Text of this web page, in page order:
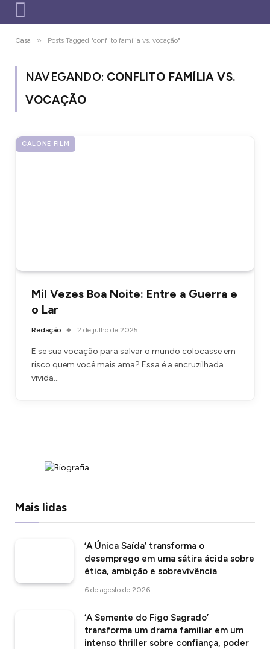
Casa » Posts Tagged "conflito família vs. vocação"
NAVEGANDO: CONFLITO FAMÍLIA VS.
VOCAÇÃO
CALONE FILM
Mil Vezes Boa Noite: Entre a Guerra e
o Lar
Redação 2 de julho de 2025
E se sua vocação para salvar o mundo colocasse em
risco quem você mais ama? Essa é a encruzilhada
vivida…
Mais lidas
‘A Única Saída’ transforma o
desemprego em uma sátira ácida sobre
ética, ambição e sobrevivência
6 de agosto de 2026
‘A Semente do Figo Sagrado’
transforma um drama familiar em um
intenso thriller sobre confiança, poder